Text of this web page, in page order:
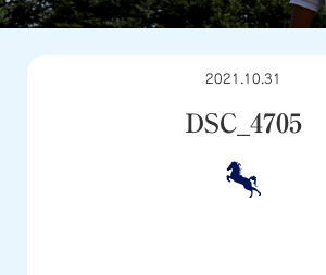
2021.10.31
DSC_4705